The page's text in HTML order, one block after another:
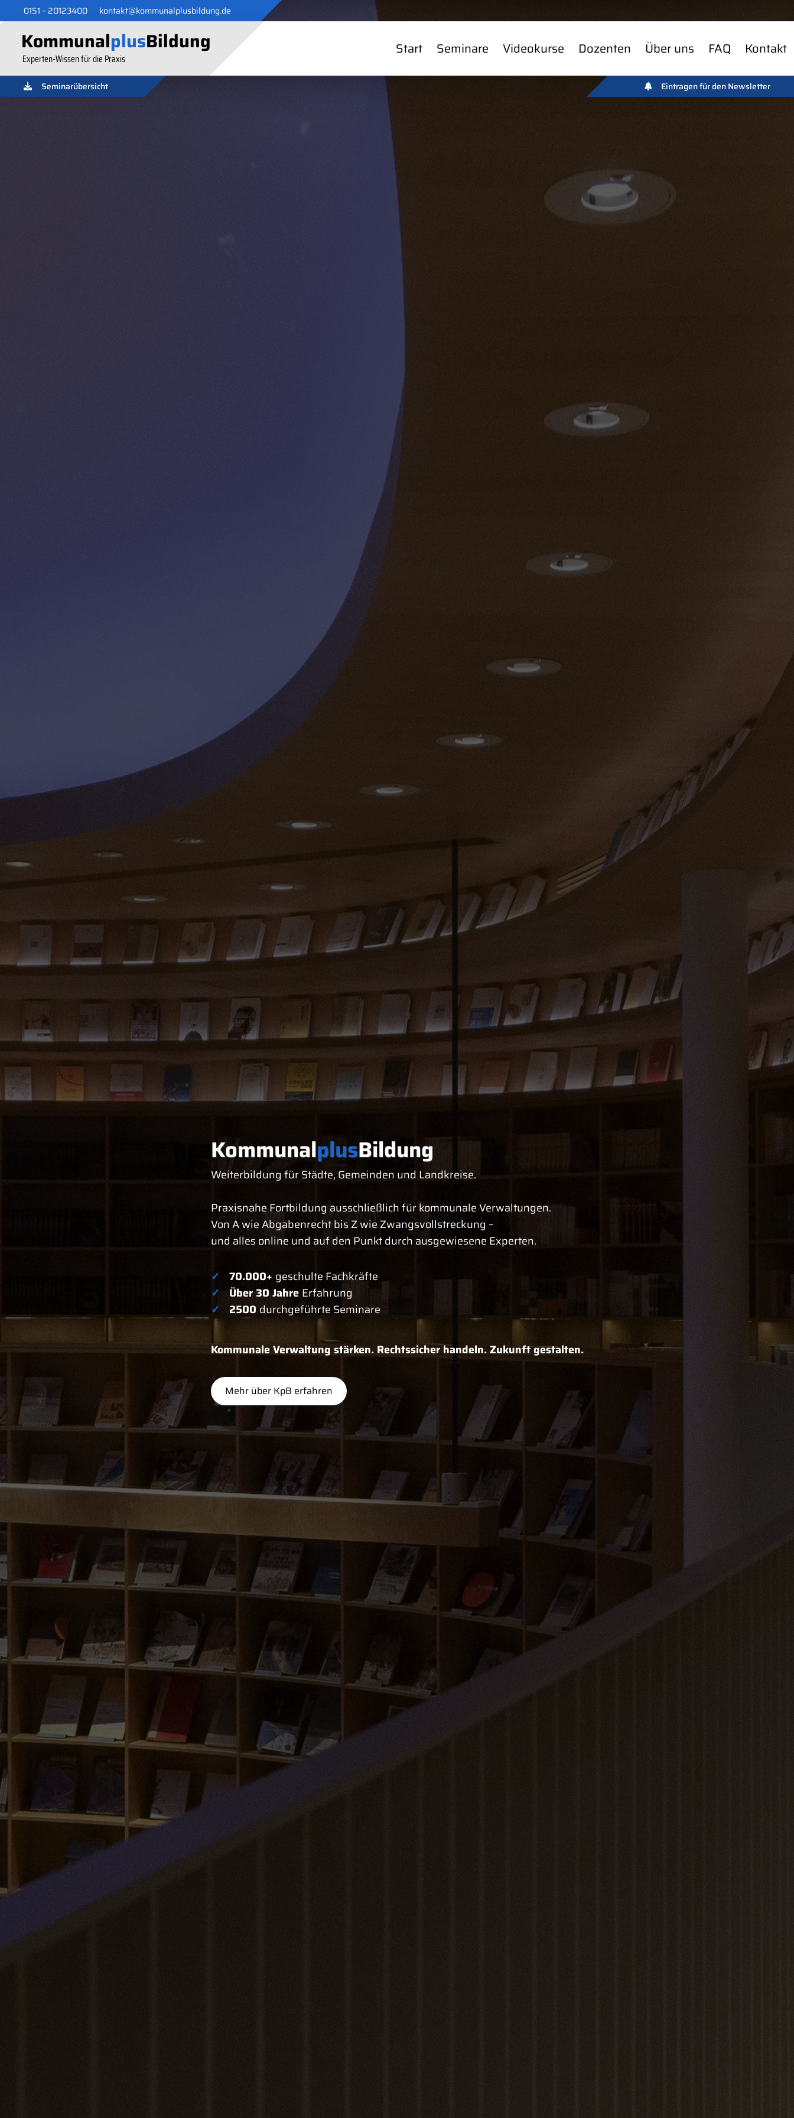
0151 – 20123400 kontakt@kommunalplusbildung.de
KommunalplusBildung
Experten-Wissen für die Praxis
Start Seminare Videokurse Dozenten Über uns FAQ Kontakt
Seminarübersicht Eintragen für den Newsletter
KommunalplusBildung
Weiterbildung für Städte, Gemeinden und Landkreise.
Praxisnahe Fortbildung ausschließlich für kommunale Verwaltungen.
Von A wie Abgabenrecht bis Z wie Zwangsvollstreckung –
und alles online und auf den Punkt durch ausgewiesene Experten.
✓ 70.000+ geschulte Fachkräfte
✓
Über 30 Jahre Erfahrung
✓
2500 durchgeführte Seminare
Kommunale Verwaltung stärken. Rechtssicher handeln. Zukunft gestalten.
Mehr über KpB erfahren